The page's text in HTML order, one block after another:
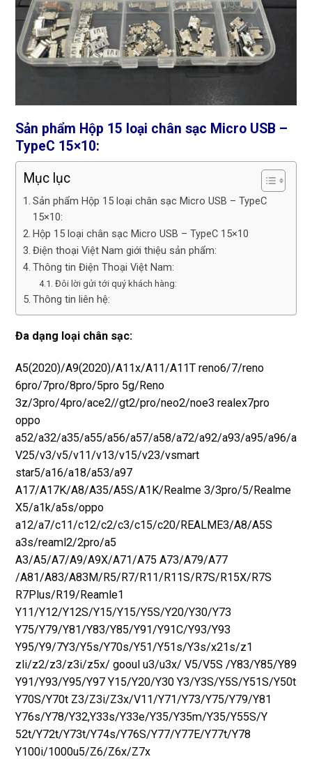
Sản phẩm Hộp 15 loại chân sạc Micro USB –
TypeC 15×10:
Mục lục
Sản phẩm Hộp 15 loại chân sạc Micro USB – TypeC
15×10:
Hộp 15 loại chân sạc Micro USB – TypeC 15×10
Điện thoại Việt Nam giới thiệu sản phẩm:
Thông tin Điện Thoại Việt Nam:
Đôi lời gửi tới quý khách hàng:
Thông tin liên hệ:
Đa dạng loại chân sạc:
A5(2020)/A9(2020)/A11x/A11/A11T reno6/7/reno
6pro/7pro/8pro/5pro 5g/Reno
3z/3pro/4pro/ace2//gt2/pro/neo2/noe3 realex7pro
oppo
a52/a32/a35/a55/a56/a57/a58/a72/a92/a93/a95/a96/
V25/v3/v5/v11/v13/v15/v23/vsmart
star5/a16/a18/a53/a97
A17/A17K/A8/A35/A5S/A1K/Realme 3/3pro/5/Realme
X5/a1k/a5s/oppo
a12/a7/c11/c12/c2/c3/c15/c20/REALME3/A8/A5S
a3s/reaml2/2pro/a5
A3/A5/A7/A9/A9X/A71/A75 A73/A79/A77
/A81/A83/A83M/R5/R7/R11/R11S/R7S/R15X/R7S
R7Plus/R19/Reamle1
Y11/Y12/Y12S/Y15/Y15/Y5S/Y20/Y30/Y73
Y75/Y79/Y81/Y83/Y85/Y91/Y91C/Y93/Y93
Y95/Y9/7Y3/Y5s/Y70s/Y51/Y51s/Y3s/x21s/z1
zli/z2/z3/z3i/z5x/ gooul u3/u3x/ V5/V5S /Y83/Y85/Y89
Y91/Y93/Y95/Y97 Y15/Y20/Y30 Y3/Y3S/Y5S/Y51S/Y50t
Y70S/Y70t Z3/Z3i/Z3x/V11/Y71/Y73/Y75/Y79/Y81
Y76s/Y78/Y32,Y33s/Y33e/Y35/Y35m/Y35/Y55S/Y
52t/Y72t/Y73t/Y74s/Y76S/Y77/Y77E/Y77t/Y78
Y100i/1000u5/Z6/Z6x/Z7x